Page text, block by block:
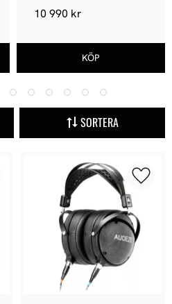
10 990 kr
SORTERA
till i favoriter
Lägg